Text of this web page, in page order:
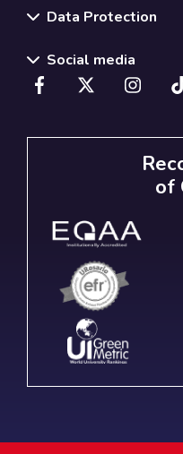
Data Protection
Social media
of